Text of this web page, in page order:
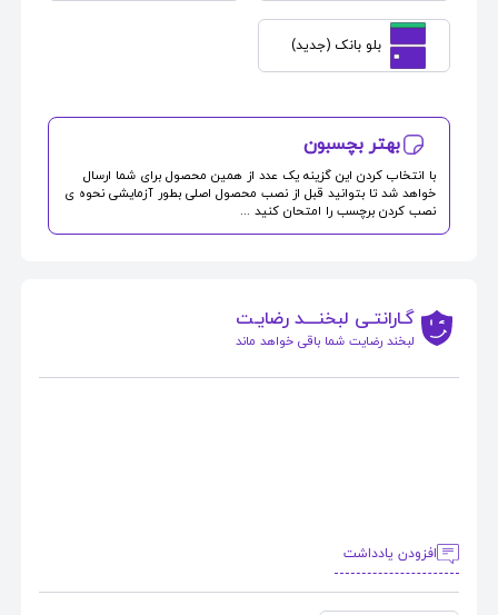
بلو بانک (جدید)
بهتر بچسبون
با انتخاب کردن این گزینه یک عدد از همین محصول برای شما ارسال
خواهد شد تا بتوانید قبل از نصب محصول اصلی بطور آزمایشی نحوه ی
نصب کردن برچسب را امتحان کنید ...
گـارانتـی لبخنــــد رضایـت
لبخند رضایت شما باقی خواهد ماند
افزودن یادداشت